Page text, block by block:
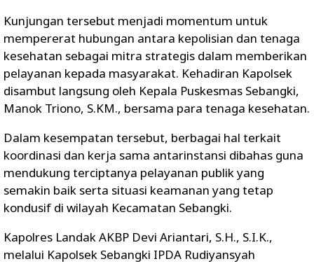
Kunjungan tersebut menjadi momentum untuk
mempererat hubungan antara kepolisian dan tenaga
kesehatan sebagai mitra strategis dalam memberikan
pelayanan kepada masyarakat. Kehadiran Kapolsek
disambut langsung oleh Kepala Puskesmas Sebangki,
Manok Triono, S.KM., bersama para tenaga kesehatan.
Dalam kesempatan tersebut, berbagai hal terkait
koordinasi dan kerja sama antarinstansi dibahas guna
mendukung terciptanya pelayanan publik yang
semakin baik serta situasi keamanan yang tetap
kondusif di wilayah Kecamatan Sebangki.
Kapolres Landak AKBP Devi Ariantari, S.H., S.I.K.,
melalui Kapolsek Sebangki IPDA Rudiyansyah